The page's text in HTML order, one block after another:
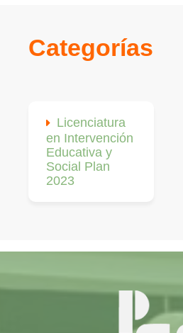
Categorías
Licenciatura
en Intervención
Educativa y
Social Plan
2023